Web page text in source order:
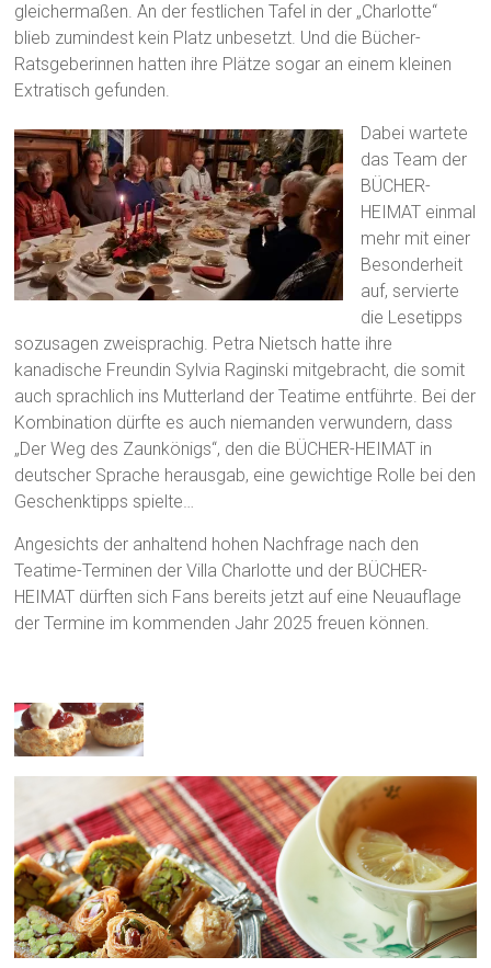
gleichermaßen. An der festlichen Tafel in der „Charlotte“
blieb zumindest kein Platz unbesetzt. Und die Bücher-
Ratsgeberinnen hatten ihre Plätze sogar an einem kleinen
Extratisch gefunden.
Dabei wartete
das Team der
BÜCHER-
HEIMAT einmal
mehr mit einer
Besonderheit
auf, servierte
die Lesetipps
sozusagen zweisprachig. Petra Nietsch hatte ihre
kanadische Freundin Sylvia Raginski mitgebracht, die somit
auch sprachlich ins Mutterland der Teatime entführte. Bei der
Kombination dürfte es auch niemanden verwundern, dass
„Der Weg des Zaunkönigs“, den die BÜCHER-HEIMAT in
deutscher Sprache herausgab, eine gewichtige Rolle bei den
Geschenktipps spielte…
Angesichts der anhaltend hohen Nachfrage nach den
Teatime-Terminen der Villa Charlotte und der BÜCHER-
HEIMAT dürften sich Fans bereits jetzt auf eine Neuauflage
der Termine im kommenden Jahr 2025 freuen können.